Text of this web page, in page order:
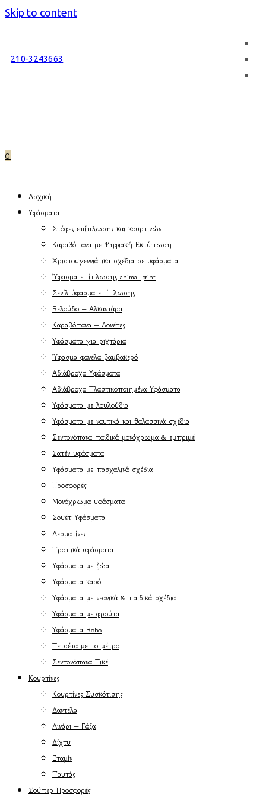
Skip to content
210-3243663
0
Αρχική
Υφάσματα
Στόφες επίπλωσης και κουρτινών
Καραβόπανα με Ψηφιακή Εκτύπωση
Χριστουγεννιάτικα σχέδια σε υφάσματα
Ύφασμα επίπλωσης animal print
Σενίλ ύφασμα επίπλωσης
Βελούδο – Αλκαντάρα
Καραβόπανα – Λονέτες
Υφάσματα για ριχτάρια
Ύφασμα φανέλα βαμβακερό
Αδιάβροχα Υφάσματα
Αδιάβροχα Πλαστικοποιημένα Υφάσματα
Υφάσματα με λουλούδια
Υφάσματα με ναυτικά και θαλασσινά σχέδια
Σεντονόπανα παιδικά μονόχρωμα & εμπριμέ
Σατέν υφάσματα
Υφάσματα με πασχαλινά σχέδια
Προσφορές
Μονόχρωμα υφάσματα
Σουέτ Υφάσματα
Δερματίνες
Τροπικά υφάσματα
Υφάσματα με ζώα
Υφάσματα καρό
Υφάσματα με νεανικά & παιδικά σχέδια
Υφάσματα με φρούτα
Υφάσματα Boho
Πετσέτα με το μέτρο
Σεντονόπανα Πικέ
Κουρτίνες
Κουρτίνες Συσκότισης
Δαντέλα
Λινάρι – Γάζα
Δίχτυ
Εταμίν
Ταυτάς
Σούπερ Προσφορές